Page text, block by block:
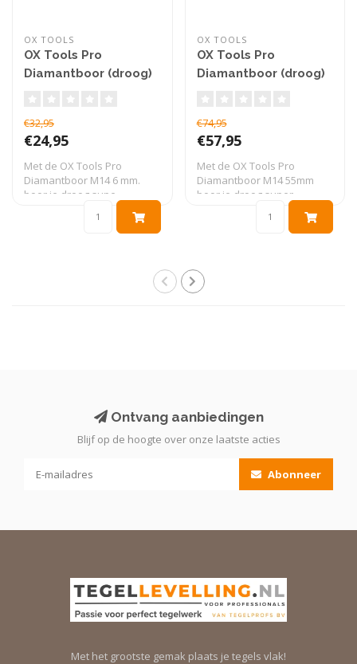
OX TOOLS
OX Tools Pro
Diamantboor (droog)
€32,95
€24,95
Met de OX Tools Pro
Diamantboor M14 6 mm.
boor je droog supe..
OX TOOLS
OX Tools Pro
Diamantboor (droog)
€74,95
€57,95
Met de OX Tools Pro
Diamantboor M14 55mm
boor je droog super..
Ontvang aanbiedingen
Blijf op de hoogte over onze laatste acties
Abonneer
Met het grootste gemak plaats je tegels vlak!